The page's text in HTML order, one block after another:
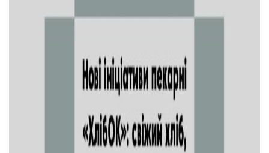
Довідник
Рекламні прайси
Підтримати «місцевих»